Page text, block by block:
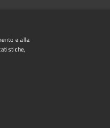
e alla